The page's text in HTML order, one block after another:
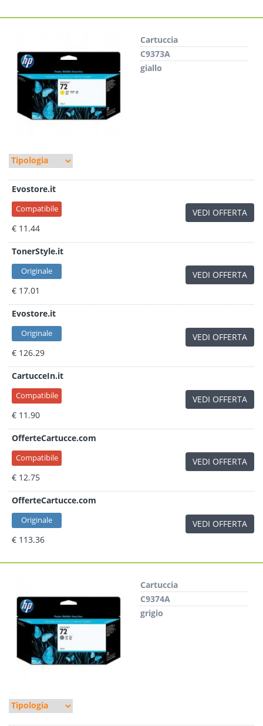
Cartuccia
C9373A
giallo
Evostore.it
Compatibile
€ 11.44
VEDI OFFERTA
TonerStyle.it
Originale
€ 17.01
VEDI OFFERTA
Evostore.it
Originale
€ 126.29
VEDI OFFERTA
CartucceIn.it
Compatibile
€ 11.90
VEDI OFFERTA
OfferteCartucce.com
Compatibile
€ 12.75
VEDI OFFERTA
OfferteCartucce.com
Originale
€ 113.36
VEDI OFFERTA
Cartuccia
C9374A
grigio